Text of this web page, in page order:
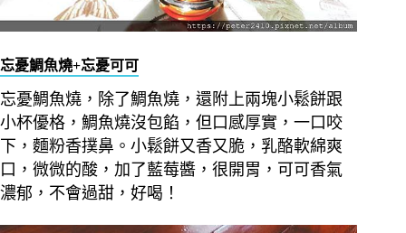
忘憂鯛魚燒+忘憂可可
忘憂鯛魚燒，除了鯛魚燒，還附上兩塊小鬆餅跟
小杯優格，鯛魚燒沒包餡，但口感厚實，一口咬
下，麵粉香撲鼻。小鬆餅又香又脆，乳酪軟綿爽
口，微微的酸，加了藍莓醬，很開胃，可可香氣
濃郁，不會過甜，好喝！